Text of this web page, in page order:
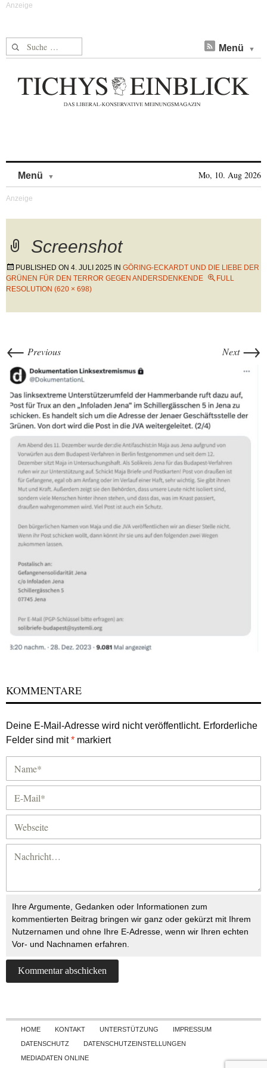
Suche nach: Menü
Menü Mo, 10. Aug 2026
Screenshot
PUBLISHED ON 4. JULI 2025 IN GÖRING-ECKARDT UND DIE LIEBE DER
GRÜNEN FÜR DEN TERROR GEGEN ANDERSDENKENDE
FULL
RESOLUTION (620 × 698)
← Previous Next →
KOMMENTARE
Deine E-Mail-Adresse wird nicht veröffentlicht. Erforderliche
Felder sind mit* markiert
Ihre Argumente, Gedanken oder Informationen zum
kommentierten Beitrag bringen wir ganz oder gekürzt mit Ihrem
Nutzernamen und ohne Ihre E-Adresse, wenn wir Ihren echten
Vor- und Nachnamen erfahren.
Skip to content
HOME KONTAKT UNTERSTÜTZUNG
IMPRESSUM
DATENSCHUTZ
DATENSCHUTZEINSTELLUNGEN
MEDIADATEN ONLINE